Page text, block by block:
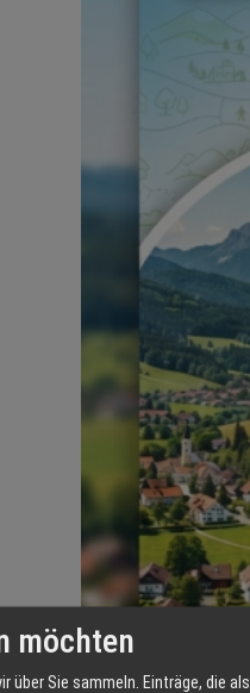
möchten
über Sie sammeln. Einträge, die als